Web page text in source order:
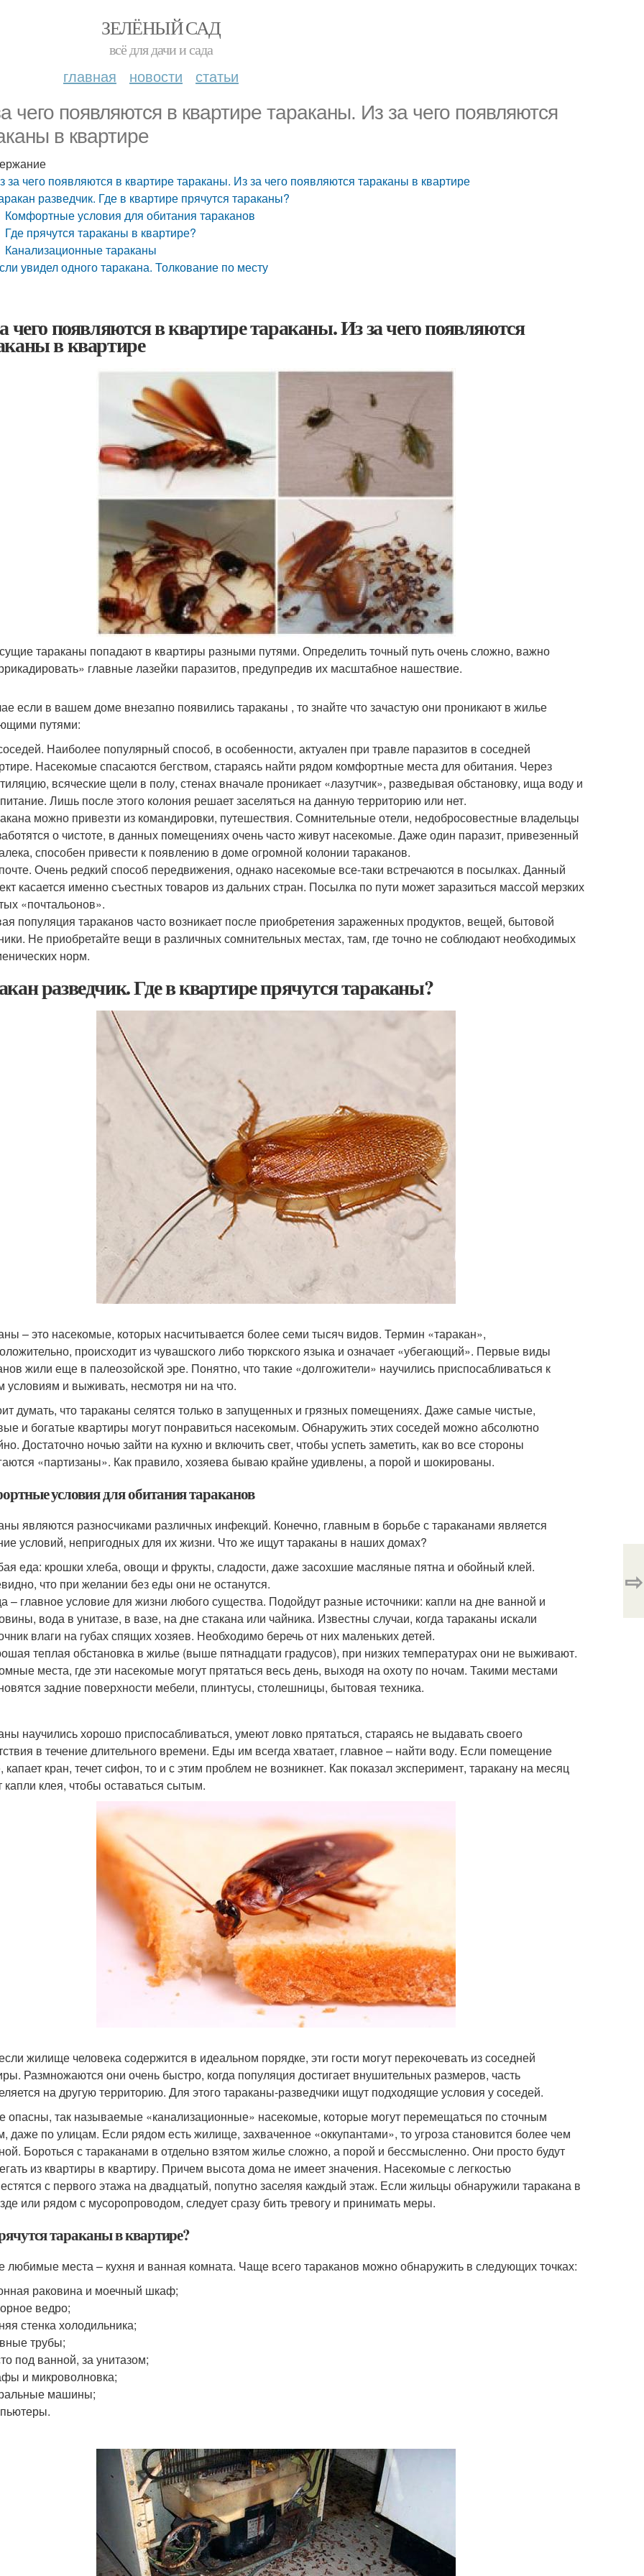
ЗЕЛЁНЫЙ САД
всё для дачи и сада
главная новости статьи
чего появляются в квартире тараканы. Из за чего появляются
в квартире
за чего появляются в квартире тараканы. Из за чего появляются тараканы в квартире
разведчик. Где в квартире прячутся тараканы?
Комфортные условия для обитания тараканов
Где прячутся тараканы в квартире?
Канализационные тараканы
увидел одного таракана. Толкование по месту
чего появляются в квартире тараканы. Из за чего появляются
в квартире
тараканы попадают в квартиры разными путями. Определить точный путь очень сложно, важно
главные лазейки паразитов, предупредив их масштабное нашествие.
если в вашем доме внезапно появились тараканы , то знайте что зачастую они проникают в жилье
путями:
Наиболее популярный способ, в особенности, актуален при травле паразитов в соседней
Насекомые спасаются бегством, стараясь найти рядом комфортные места для обитания. Через
всяческие щели в полу, стенах вначале проникает «лазутчик», разведывая обстановку, ища воду и
Лишь после этого колония решает заселяться на данную территорию или нет.
можно привезти из командировки, путешествия. Сомнительные отели, недобросовестные владельцы
о чистоте, в данных помещениях очень часто живут насекомые. Даже один паразит, привезенный
способен привести к появлению в доме огромной колонии тараканов.
Очень редкий способ передвижения, однако насекомые все-таки встречаются в посылках. Данный
касается именно съестных товаров из дальних стран. Посылка по пути может заразиться массой мерзких
«почтальонов».
популяция тараканов часто возникает после приобретения зараженных продуктов, вещей, бытовой
Не приобретайте вещи в различных сомнительных местах, там, где точно не соблюдают необходимых
норм.
разведчик. Где в квартире прячутся тараканы?
– это насекомые, которых насчитывается более семи тысяч видов. Термин «таракан»,
происходит из чувашского либо тюркского языка и означает «убегающий». Первые виды
жили еще в палеозойской эре. Понятно, что такие «долгожители» научились приспосабливаться к
и выживать, несмотря ни на что.
думать, что тараканы селятся только в запущенных и грязных помещениях. Даже самые чистые,
и богатые квартиры могут понравиться насекомым. Обнаружить этих соседей можно абсолютно
Достаточно ночью зайти на кухню и включить свет, чтобы успеть заметить, как во все стороны
«партизаны». Как правило, хозяева бываю крайне удивлены, а порой и шокированы.
условия для обитания тараканов
являются разносчиками различных инфекций. Конечно, главным в борьбе с тараканами является
условий, непригодных для их жизни. Что же ищут тараканы в наших домах?
еда: крошки хлеба, овощи и фрукты, сладости, даже засохшие масляные пятна и обойный клей.
что при желании без еды они не останутся.
– главное условие для жизни любого существа. Подойдут разные источники: капли на дне ванной и
вода в унитазе, в вазе, на дне стакана или чайника. Известны случаи, когда тараканы искали
влаги на губах спящих хозяев. Необходимо беречь от них маленьких детей.
теплая обстановка в жилье (выше пятнадцати градусов), при низких температурах они не выживают.
места, где эти насекомые могут прятаться весь день, выходя на охоту по ночам. Такими местами
задние поверхности мебели, плинтусы, столешницы, бытовая техника.
научились хорошо приспосабливаться, умеют ловко прятаться, стараясь не выдавать своего
в течение длительного времени. Еды им всегда хватает, главное – найти воду. Если помещение
капает кран, течет сифон, то и с этим проблем не возникнет. Как показал эксперимент, таракану на месяц
капли клея, чтобы оставаться сытым.
жилище человека содержится в идеальном порядке, эти гости могут перекочевать из соседней
Размножаются они очень быстро, когда популяция достигает внушительных размеров, часть
на другую территорию. Для этого тараканы-разведчики ищут подходящие условия у соседей.
опасны, так называемые «канализационные» насекомые, которые могут перемещаться по сточным
даже по улицам. Если рядом есть жилище, захваченное «оккупантами», то угроза становится более чем
Бороться с тараканами в отдельно взятом жилье сложно, а порой и бессмысленно. Они просто будут
из квартиры в квартиру. Причем высота дома не имеет значения. Насекомые с легкостью
с первого этажа на двадцатый, попутно заселяя каждый этаж. Если жильцы обнаружили таракана в
или рядом с мусоропроводом, следует сразу бить тревогу и принимать меры.
тараканы в квартире?
места – кухня и ванная комната. Чаще всего тараканов можно обнаружить в следующих точках:
раковина и моечный шкаф;
ведро;
стенка холодильника;
трубы;
под ванной, за унитазом;
и микроволновка;
машины;
⇨